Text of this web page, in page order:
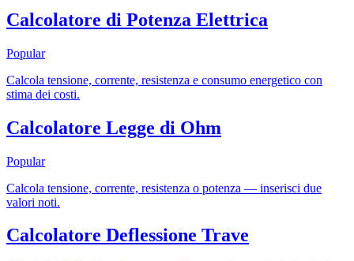
Calcolatore di Potenza Elettrica
Popular
Calcola tensione, corrente, resistenza e consumo energetico con
stima dei costi.
Calcolatore Legge di Ohm
Popular
Calcola tensione, corrente, resistenza o potenza — inserisci due
valori noti.
Calcolatore Deflessione Trave